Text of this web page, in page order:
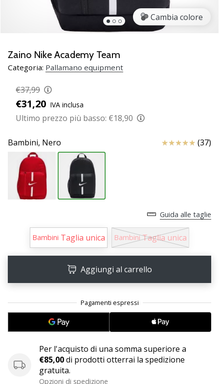
da
PUMA
Accelerate
NITRO
SQD
5!
gli
aggiornamenti
tecnici
valuta
se
vale
25. 11. 2024
•
Tempo di lettura: 1 min.
Diventa
brand
ambassador
WePlayHandball
sei
Cambia colore
Zaino Nike Academy Team
Categoria: Pallamano equipment
€37,99
€31,20 IVA inclusa
Ultimo prezzo più basso: €18,90
Bambini, Nero Recensioni(37)
Guida alle taglie
Bambini Taglia unica Bambini Taglia unica
Aggiungi al carrello
Per l'acquisto di una somma superiore a
€85,00di prodotti otterrai la spedizione
gratuita.
Opzioni di spedizione